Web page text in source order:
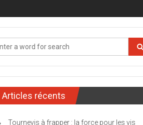
Articles récents
Tournevis à frapper : la force pour les vis